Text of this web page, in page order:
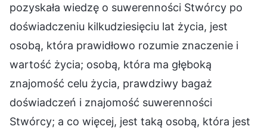
pozyskała wiedzę o suwerenności Stwórcy po
doświadczeniu kilkudziesięciu lat życia, jest
osobą, która prawidłowo rozumie znaczenie i
wartość życia; osobą, która ma głęboką
znajomość celu życia, prawdziwy bagaż
doświadczeń i znajomość suwerenności
Stwórcy; a co więcej, jest taką osobą, która jest